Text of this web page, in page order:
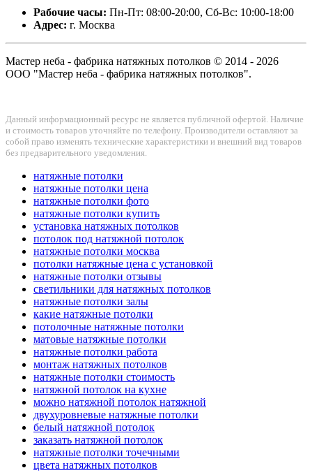
Рабочие часы: Пн-Пт: 08:00-20:00, Сб-Вс: 10:00-18:00
Адрес: г. Москва
Мастер неба - фабрика натяжных потолков © 2014 - 2026
ООО "Мастер неба - фабрика натяжных потолков".
Данный информационный ресурс не является публичной офертой. Наличие
и стоимость товаров уточняйте по телефону. Производители оставляют за
собой право изменять технические характеристики и внешний вид товаров
без предварительного уведомления.
натяжные потолки
натяжные потолки цена
натяжные потолки фото
натяжные потолки купить
установка натяжных потолков
потолок под натяжной потолок
натяжные потолки москва
потолки натяжные цена с установкой
натяжные потолки отзывы
светильники для натяжных потолков
натяжные потолки залы
какие натяжные потолки
потолочные натяжные потолки
матовые натяжные потолки
натяжные потолки работа
монтаж натяжных потолков
натяжные потолки стоимость
натяжной потолок на кухне
можно натяжной потолок натяжной
двухуровневые натяжные потолки
белый натяжной потолок
заказать натяжной потолок
натяжные потолки точечными
цвета натяжных потолков